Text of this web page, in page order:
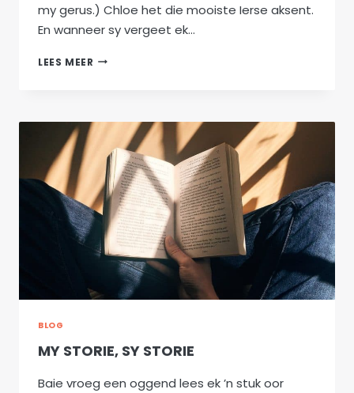
my gerus.) Chloe het die mooiste Ierse aksent.
En wanneer sy vergeet ek…
LEES MEER WAT
WEES?
BLOG
MY STORIE, SY STORIE
Baie vroeg een oggend lees ek ’n stuk oor